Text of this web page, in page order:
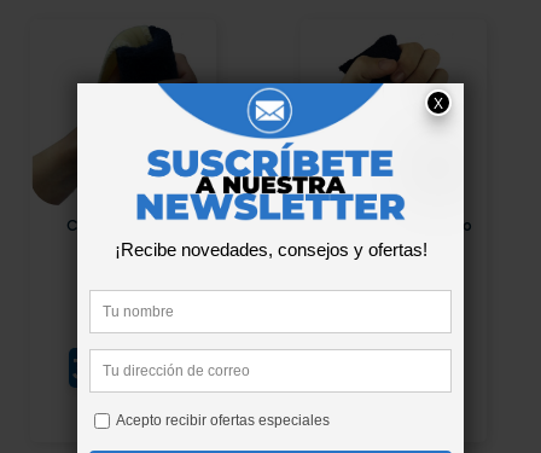
Cono para Mano
39,90 €
Almohadilla para Mano